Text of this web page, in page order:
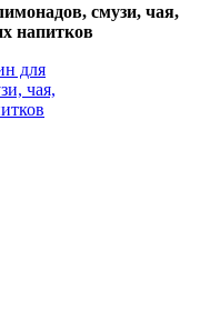
смузи, чая,
напитков